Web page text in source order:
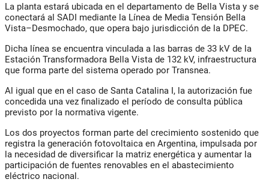
La planta estará ubicada en el departamento de Bella Vista y se
conectará al SADI mediante la Línea de Media Tensión Bella
Vista–Desmochado, que opera bajo jurisdicción de la DPEC.
Dicha línea se encuentra vinculada a las barras de 33 kV de la
Estación Transformadora Bella Vista de 132 kV, infraestructura
que forma parte del sistema operado por Transnea.
Al igual que en el caso de Santa Catalina I, la autorización fue
concedida una vez finalizado el período de consulta pública
previsto por la normativa vigente.
Los dos proyectos forman parte del crecimiento sostenido que
registra la generación fotovoltaica en Argentina, impulsada por
la necesidad de diversificar la matriz energética y aumentar la
participación de fuentes renovables en el abastecimiento
eléctrico nacional.